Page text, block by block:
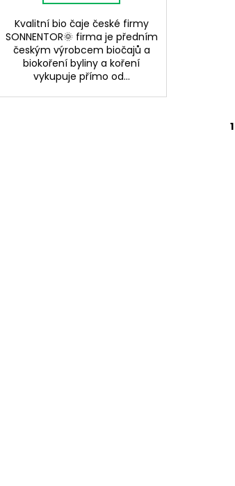
Kvalitní bio čaje české firmy
SONNENTOR🌞 firma je předním
českým výrobcem biočajů a
biokoření byliny a koření
vykupuje přímo od...
1